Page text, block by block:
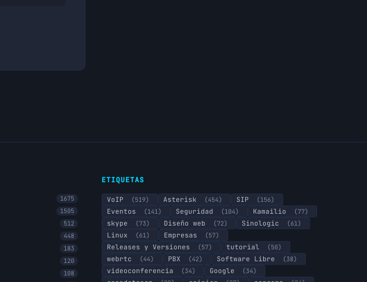
1675
1505
512
448
183
120
108
ETIQUETAS
VoIP (519) Asterisk (454) SIP
(156)
Eventos
(141) Seguridad (104) Kamailio
(77)
skype
(73) Diseño web (72) Sinologic
(61)
Linux
(61) Empresas
(57)
Releases y Versiones
(57) tutorial
(50)
webrtc
(44) PBX (42) Software Libre
(38)
videoconferencia
(34) Google
(34)